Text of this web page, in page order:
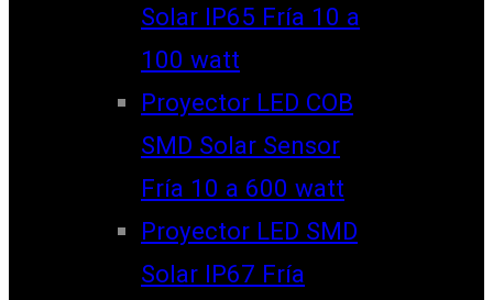
Solar IP65 Fría 10 a
100 watt
Proyector LED COB
SMD Solar Sensor
Fría 10 a 600 watt
Proyector LED SMD
Solar IP67 Fría